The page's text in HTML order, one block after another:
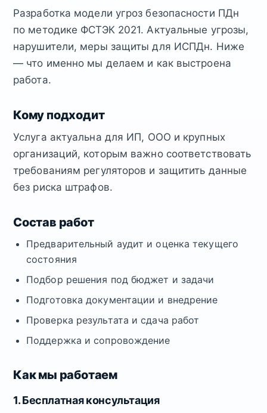
Разработка модели угроз безопасности ПДн
по методике ФСТЭК 2021. Актуальные угрозы,
нарушители, меры защиты для ИСПДн. Ниже
— что именно мы делаем и как выстроена
работа.
Кому подходит
Услуга актуальна для ИП, ООО и крупных
организаций, которым важно соответствовать
требованиям регуляторов и защитить данные
без риска штрафов.
Состав работ
Предварительный аудит и оценка текущего
состояния
Подбор решения под бюджет и задачи
Подготовка документации и внедрение
Проверка результата и сдача работ
Поддержка и сопровождение
Как мы работаем
1. Бесплатная консультация